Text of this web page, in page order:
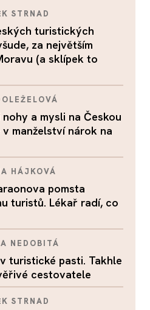
STRNAD
turistických
za největším
(a sklípek to
a mysli na Českou
manželství nárok na
HÁJKOVÁ
pomsta
turistů. Lékař radí, co
NEDOBITÁ
turistické pasti. Takhle
cestovatele
STRNAD